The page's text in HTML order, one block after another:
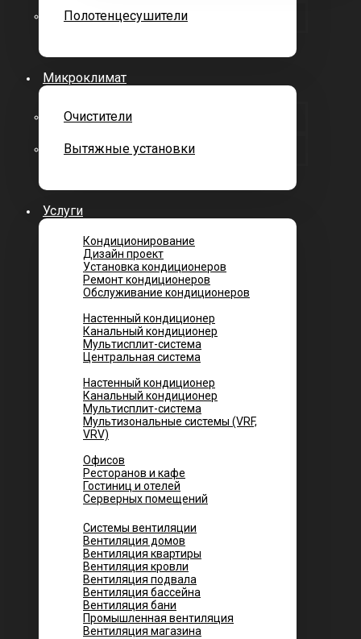
Полотенцесушители
Микроклимат
Очистители
Вытяжные установки
Услуги
Кондиционирование
Дизайн проект
Установка кондиционеров
Ремонт кондиционеров
Обслуживание кондиционеров
Настенный кондиционер
Канальный кондиционер
Мультисплит-система
Центральная система
Настенный кондиционер
Канальный кондиционер
Мультисплит-система
Мультизональные системы (VRF,
VRV)
Офисов
Ресторанов и кафе
Гостиниц и отелей
Серверных помещений
Системы вентиляции
Вентиляция домов
Вентиляция квартиры
Вентиляция кровли
Вентиляция подвала
Вентиляция бассейна
Вентиляция бани
Промышленная вентиляция
Вентиляция магазина